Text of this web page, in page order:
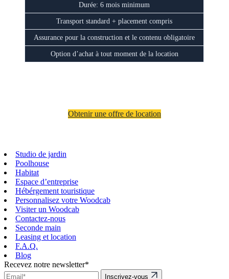
Durée: 6 mois minimum
Transport standard + placement compris
Assurance pour la construction et le contenu obligatoire
Option d’achat à tout moment de la location
Obtenir une offre de location
Studio de jardin
Poolhouse
Habitat
Espace d’entreprise
Hébérgement touristique
Personnalisez votre Woodcab
Visiter un Woodcab
Contactez-nous
Seconde main
Leasing et location
F.A.Q.
Blog
Recevez notre newsletter*
Inscrivez-vous